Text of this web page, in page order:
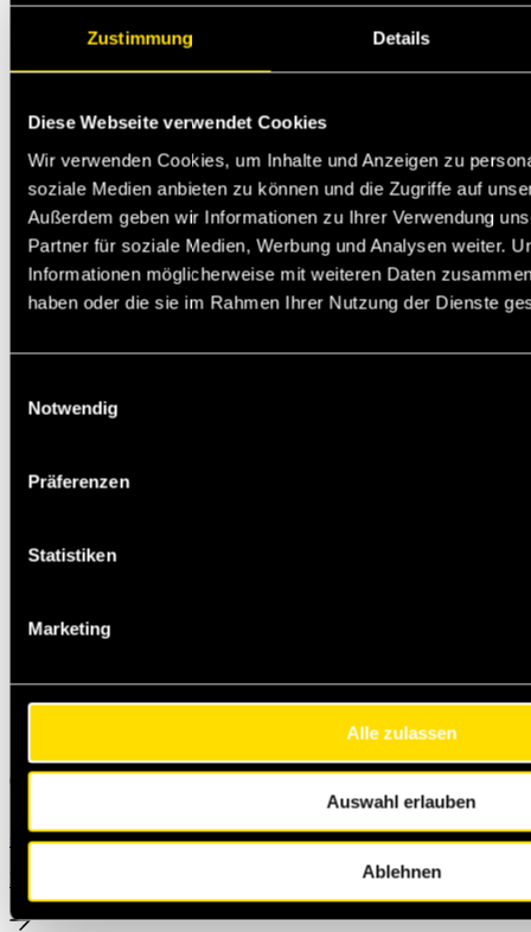
Zustimmung Details
Diese Webseite verwendet Cookies
Wir verwenden Cookies, um Inhalte und Anzeigen zu
soziale Medien anbieten zu können und die Zugriffe auf
Außerdem geben wir Informationen zu Ihrer Verwendung
Partner für soziale Medien, Werbung und Analysen weiter.
Informationen möglicherweise mit weiteren Daten
haben oder die sie im Rahmen Ihrer Nutzung der Dienste
Notwendig
Präferenzen
Statistiken
Marketing
Alle zulassen
Auswahl erlauben
Ablehnen
+49 231 444 247 65
Michael.Jann@masteroil.com
Kontaktformular